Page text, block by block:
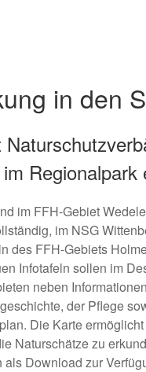
in den
Regionalpark
im FFH-Gebiet
im NSG
des FFH-Gebiets
Infotafeln sollen im
neben
der Pflege
Die Karte
Naturschätze zu
Download zur